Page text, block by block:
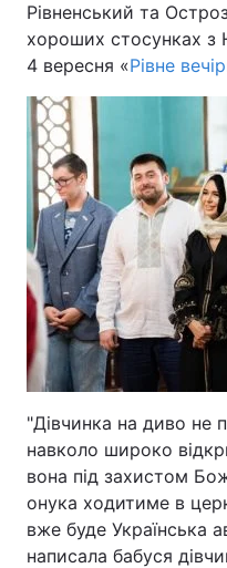
Рівненський та
хороших стосунках з
4 вересня «Рівне
"Дівчинка на диво не
навколо широко
вона під захистом
онука ходитиме в
вже буде Українська
написала бабуся